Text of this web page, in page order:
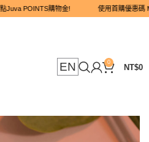
100點Juva POINTS購物金! 使
EN 0
NT$0